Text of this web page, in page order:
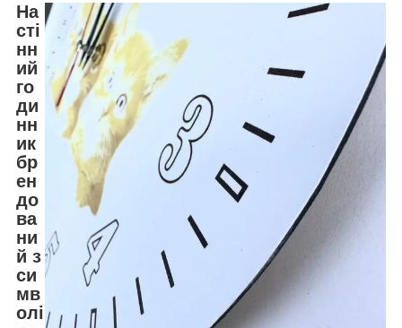
На
сті
нн
ий
го
ди
нн
ик
бр
ен
до
ва
ни
й з
си
мв
олі